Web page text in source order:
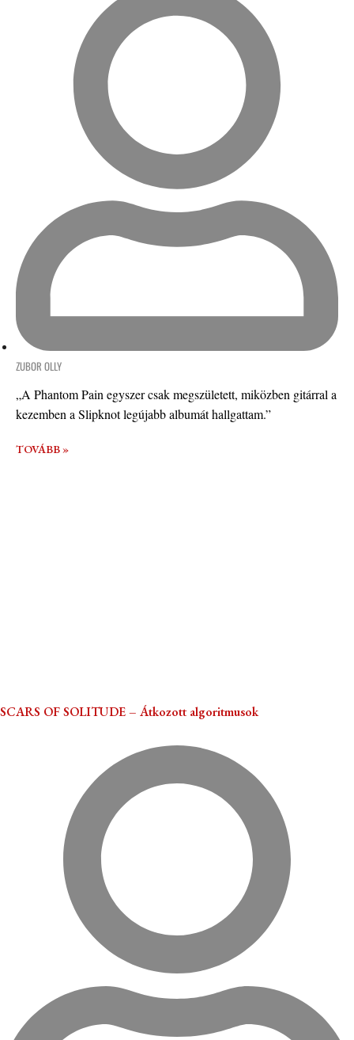
ZUBOR OLLY
„A Phantom Pain egyszer csak megszületett, miközben gitárral a
kezemben a Slipknot legújabb albumát hallgattam.”
TOVÁBB »
SCARS OF SOLITUDE – Átkozott algoritmusok